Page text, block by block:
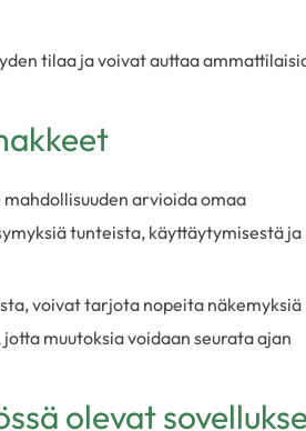
tilaa ja voivat auttaa
arvioida omaa
tunteista, käyttäytymisestä ja
voivat tarjota nopeita näkemyksiä
muutoksia voidaan seurata ajan
olevat